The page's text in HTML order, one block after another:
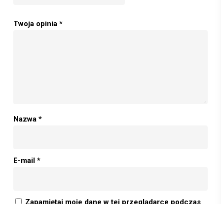
Twoja opinia *
Nazwa *
E-mail *
Zapamiętaj moje dane w tej przeglądarce podczas